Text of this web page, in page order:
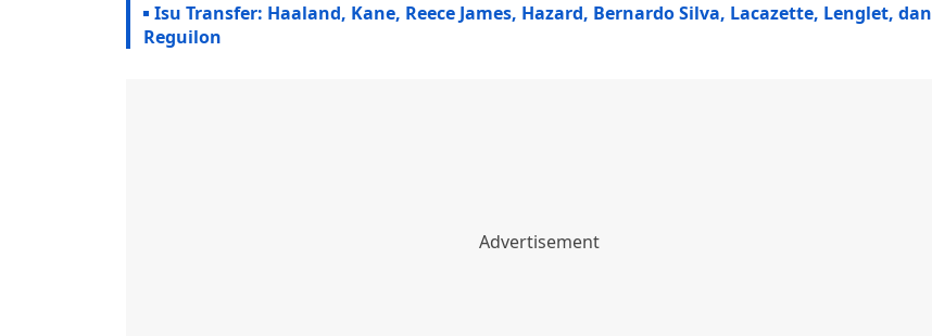
Isu Transfer: Haaland, Kane, Reece James, Hazard, Bernardo Silva, Lacazette, Lenglet, dan
Reguilon